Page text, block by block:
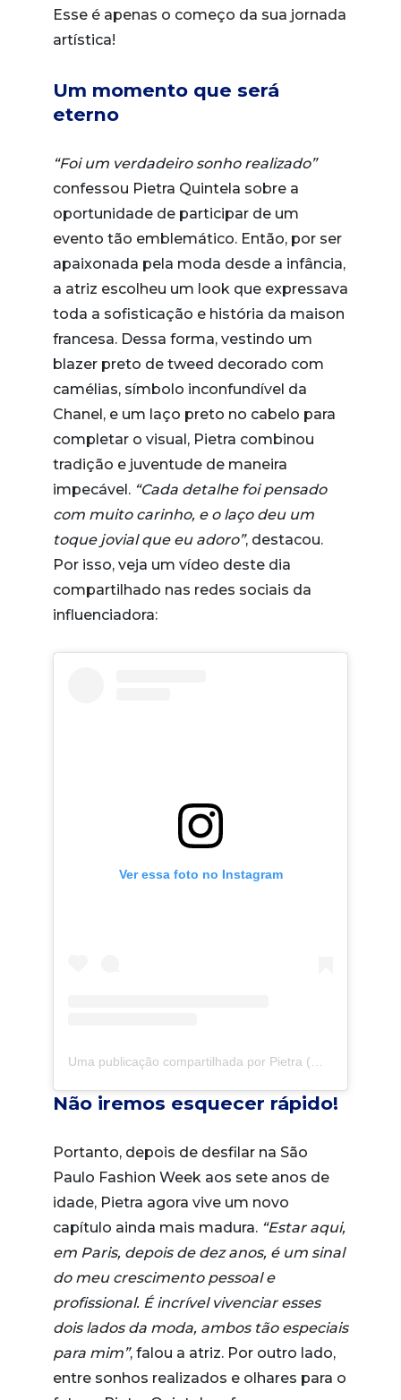
Esse é apenas o começo da sua jornada
artística!
Um momento que será
eterno
“Foi um verdadeiro sonho realizado”
confessou Pietra Quintela sobre a
oportunidade de participar de um
evento tão emblemático. Então, por ser
apaixonada pela moda desde a infância,
a atriz escolheu um look que expressava
toda a sofisticação e história da maison
francesa. Dessa forma, vestindo um
blazer preto de tweed decorado com
camélias, símbolo inconfundível da
Chanel, e um laço preto no cabelo para
completar o visual, Pietra combinou
tradição e juventude de maneira
impecável. “Cada detalhe foi pensado
com muito carinho, e o laço deu um
toque jovial que eu adoro”, destacou.
Por isso, veja um vídeo deste dia
compartilhado nas redes sociais da
influenciadora:
Ver essa foto no Instagram
Não iremos esquecer rápido!
Portanto, depois de desfilar na São
Paulo Fashion Week aos sete anos de
idade, Pietra agora vive um novo
capítulo ainda mais madura. “Estar aqui,
em Paris, depois de dez anos, é um sinal
do meu crescimento pessoal e
profissional. É incrível vivenciar esses
dois lados da moda, ambos tão especiais
para mim”, falou a atriz. Por outro lado,
entre sonhos realizados e olhares para o